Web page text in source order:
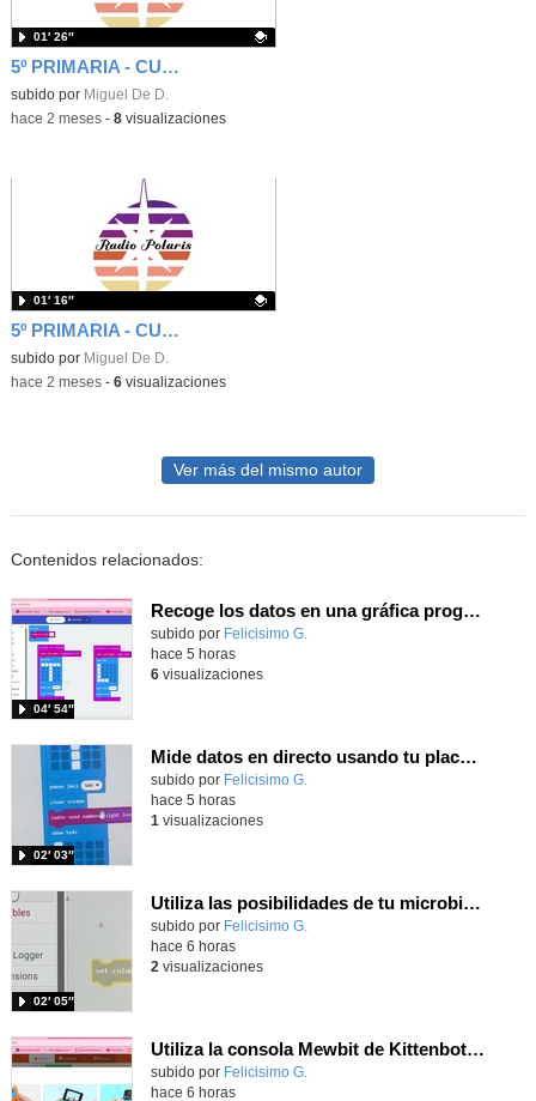
5º PRIMARIA - CUÑA - UNA PEQUEÑA AYUDA ES MUCHO PARA OTROS
Contenido educativo.
subido por Miguel De D.
01′ 26″
-hace 2 meses- 8visualizaciones
5º PRIMARIA - CUÑA - NO TE CALLES ANTE LOS VILLANOS
Contenido educativo.
subido por Miguel De D.
01′ 16″
-hace 2 meses- 6visualizaciones
Ver más del mismo autor
Contenidos relacionados:
Recoge los datos en una gráfica programando tu placa microbit con MakeCode y conoce la Tª y nivel de luz en este eclipse
Contenido educativo.
subido por Felicisimo G.
04′ 54″
hace 5 horas
6visualizaciones
Mide datos en directo usando tu placa microbit y programando con MakeCode dos placas conectadas por radio
Contenido educativo.
subido por Felicisimo G.
02′ 03″
hace 5 horas
1 visualizaciones
Utiliza las posibilidades de tu microbit programando com MakeCode para medir temperatura y nivel de luz con Datalogger
Contenido educativo.
subido por Felicisimo G.
02′ 05″
hace 6 horas
2 visualizaciones
Utiliza la consola Mewbit de Kittenbot para llevar tus juegos arcade de MakeCode a tu mano
Contenido educativo.
subido por Felicisimo G.
hace 6 horas